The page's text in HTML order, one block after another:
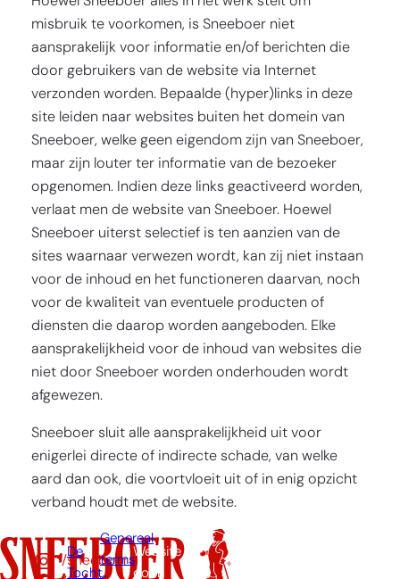
misbruik te voorkomen, is Sneeboer niet
aansprakelijk voor informatie en/of berichten die
door gebruikers van de website via Internet
verzonden worden. Bepaalde (hyper)links in deze
site leiden naar websites buiten het domein van
Sneeboer, welke geen eigendom zijn van Sneeboer,
maar zijn louter ter informatie van de bezoeker
opgenomen. Indien deze links geactiveerd worden,
verlaat men de website van Sneeboer. Hoewel
Sneeboer uiterst selectief is ten aanzien van de
sites waarnaar verwezen wordt, kan zij niet instaan
voor de inhoud en het functioneren daarvan, noch
voor de kwaliteit van eventuele producten of
diensten die daarop worden aangeboden. Elke
aansprakelijkheid voor de inhoud van websites die
niet door Sneeboer worden onderhouden wordt
afgewezen.
Sneeboer sluit alle aansprakelijkheid uit voor
enigerlei directe of indirecte schade, van welke
aard dan ook, die voortvloeit uit of in enig opzicht
verband houdt met de website.
/sneeboer
De
Tocht
Genereal
terms
Website
door: